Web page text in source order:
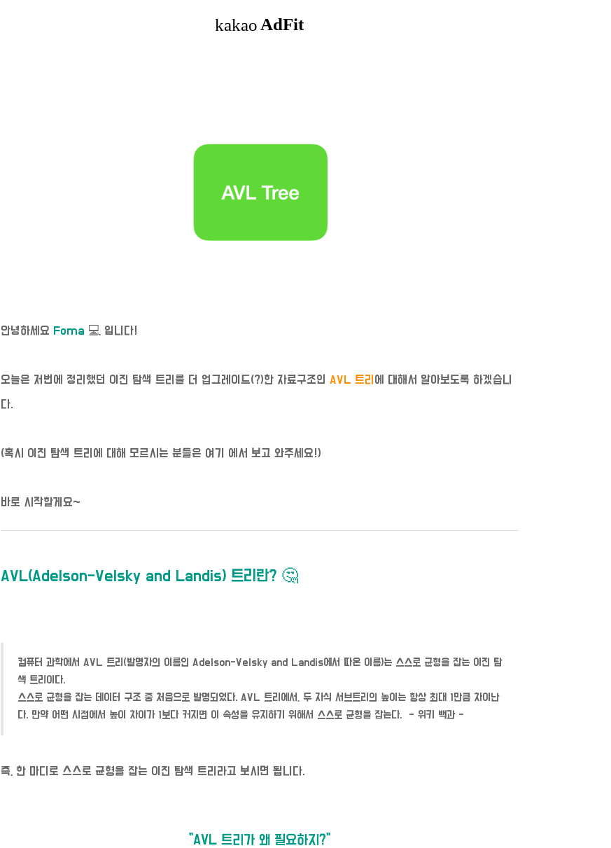
안녕하세요 Foma 💻 입니다!
오늘은 저번에 정리했던 이진 탐색 트리를 더 업그레이드(?)한 자료구조인 AVL 트리 에 대해서 알아보도록 하겠습니
다.
(혹시 이진 탐색 트리에 대해 모르시는 분들은 여기 에서 보고 와주세요!)
바로 시작할게요~
AVL(Adelson-Velsky and Landis) 트리란? 🤔
컴퓨터 과학에서 AVL 트리(발명자의 이름인 Adelson-Velsky and Landis에서 따온 이름)는 스스로 균형을 잡는 이진 탐
색 트리이다.
스스로 균형을 잡는 데이터 구조 중 처음으로 발명되었다. AVL 트리에서, 두 자식 서브트리의 높이는 항상 최대 1만큼 차이난
다. 만약 어떤 시점에서 높이 차이가 1보다 커지면 이 속성을 유지하기 위해서 스스로 균형을 잡는다. - 위키 백과 -
즉, 한 마디로 스스로 균형을 잡는 이진 탐색 트리라고 보시면 됩니다.
"AVL 트리가 왜 필요하지?"